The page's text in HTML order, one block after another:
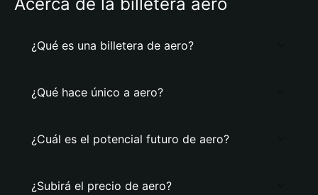
¿Qué es una billetera de aero?
¿Qué hace único a aero?
¿Cuál es el potencial futuro de aero?
¿Subirá el precio de aero?